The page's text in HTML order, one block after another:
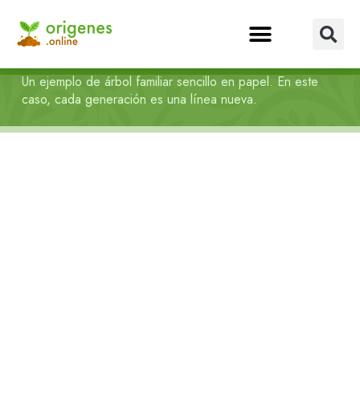
Un ejemplo de árbol familiar sencillo en papel. En este
caso, cada generación es una línea nueva.